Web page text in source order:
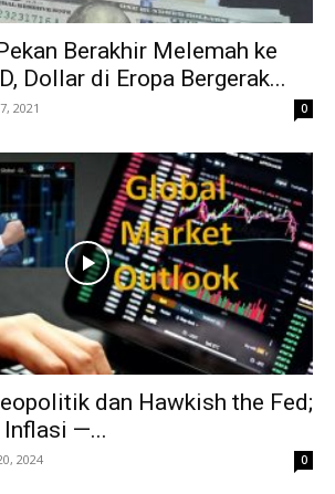
Berakhir Melemah ke
Dollar di Eropa Bergerak...
2021 0
dan Hawkish the Fed;
Inflasi —...
2024 0